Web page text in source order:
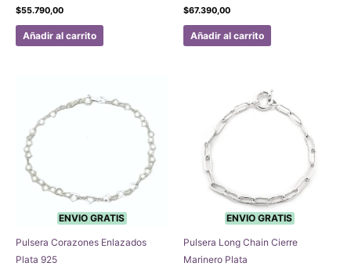
$55.790,00
Añadir al carrito
$67.390,00
Añadir al carrito
ENVIO GRATIS
Pulsera Corazones Enlazados
Plata 925
ENVIO GRATIS
Pulsera Long Chain Cierre
Marinero Plata